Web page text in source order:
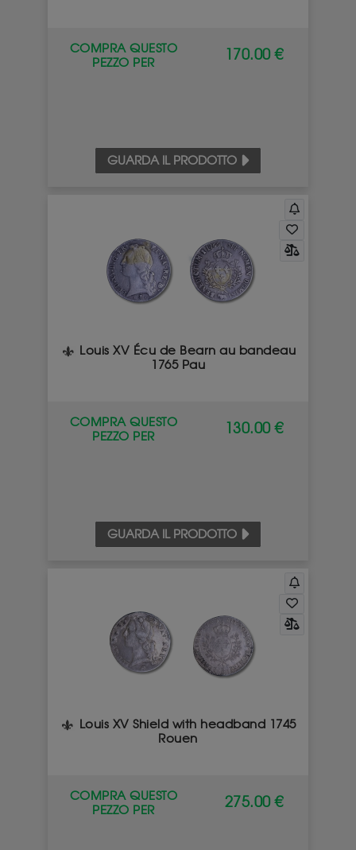
COMPRA QUESTO
PEZZO PER
170.00 €
GUARDA IL PRODOTTO
Louis XV Écu de Bearn au bandeau
1765 Pau
COMPRA QUESTO
PEZZO PER
130.00 €
GUARDA IL PRODOTTO
Louis XV Shield with headband 1745
Rouen
COMPRA QUESTO
PEZZO PER
275.00 €